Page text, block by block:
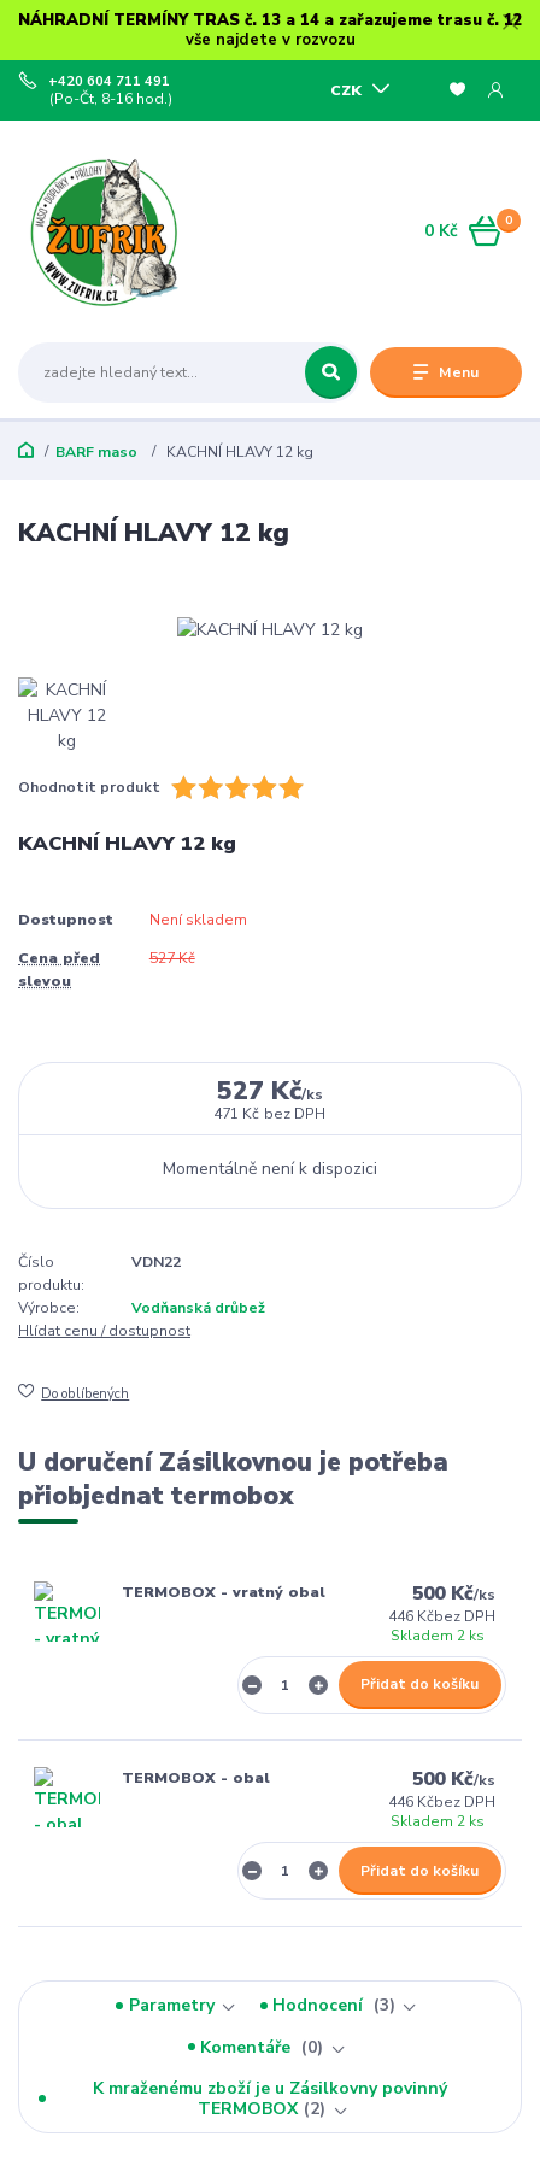
NÁHRADNÍ TERMÍNY TRAS č. 13 a 14 a zařazujeme trasu č. 12
vše najdete v rozvozu
Menu
CZK
+420 604 711 491
(Po-Čt, 8-16 hod.)
0
0 Kč
BARF maso KACHNÍ HLAVY 12 kg
KACHNÍ HLAVY 12 kg
Ohodnotit produkt
KACHNÍ HLAVY 12 kg
Dostupnost Není skladem
Cena před
slevou
527 Kč
527 Kč/ks
471 Kč bez DPH
Momentálně není k dispozici
Číslo
produktu:
VDN22
Výrobce:
Vodňanská drůbež
Hlídat cenu / dostupnost
Do oblíbených
U doručení Zásilkovnou je potřeba
přiobjednat termobox
TERMOBOX - vratný obal 500 Kč/ks
446 Kčbez DPH
Skladem 2 ks
Přidat do košíku
TERMOBOX - obal 500 Kč/ks
446 Kčbez DPH
Skladem 2 ks
Přidat do košíku
Parametry Hodnocení
3
Komentáře
0
K mraženému zboží je u Zásilkovny povinný
TERMOBOX 2